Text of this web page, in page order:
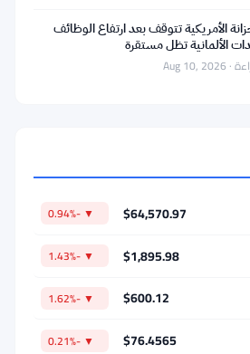
الأمريكية تتوقف بعد ارتفاع الوظائف
الألمانية تظل مستقرة
$64,570.97
▼ -0.94%
$1,895.98
▼ -1.43%
$600.12
▼ -1.62%
$76.4565
▼ -0.21%